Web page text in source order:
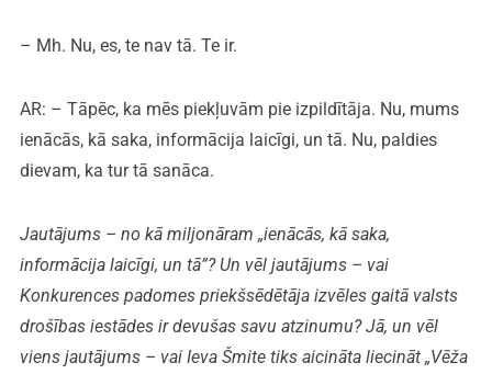
– Mh. Nu, es, te nav tā. Te ir.
AR: – Tāpēc, ka mēs piekļuvām pie izpildītāja. Nu, mums
ienācās, kā saka, informācija laicīgi, un tā. Nu, paldies
dievam, ka tur tā sanāca.
Jautājums – no kā miljonāram „ienācās, kā saka,
informācija laicīgi, un tā”? Un vēl jautājums – vai
Konkurences padomes priekšsēdētāja izvēles gaitā valsts
drošības iestādes ir devušas savu atzinumu? Jā, un vēl
viens jautājums – vai Ieva Šmite tiks aicināta liecināt „Vēža